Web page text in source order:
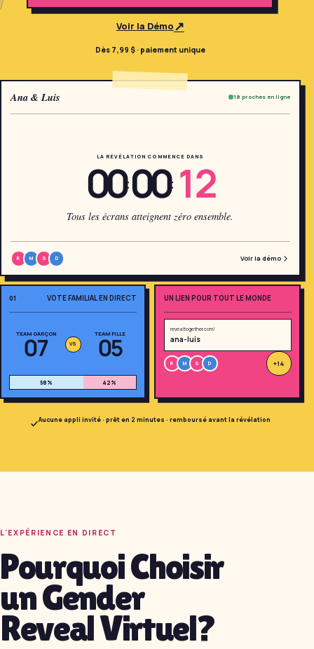
Thèmes 12
Connexion
Commencer
🇺🇸EN 🇫🇷FR 🇪🇸
Voir la Démo↗
Dès 7,99 $ · paiement unique
01 VOTE FAMILIAL EN DIRECT
TEAM GARÇON
07 VS
TEAM FILLE
05
58% 42%
toute votre famille en
Ana & Luis 18 proches en ligne
LA RÉVÉLATION COMMENCE DANS
00:00: 12
Tous les écrans atteignent zéro ensemble.
R M S D Voir la démo
UN LIEN POUR TOUT LE MONDE
revealtogether.com/
ana-luis
R M S D +14
Aucune appli invité · prêt en 2 minutes · remboursé avant la révélation
L'EXPÉRIENCE EN DIRECT
Pourquoi Choisir
un Gender
Reveal Virtuel?